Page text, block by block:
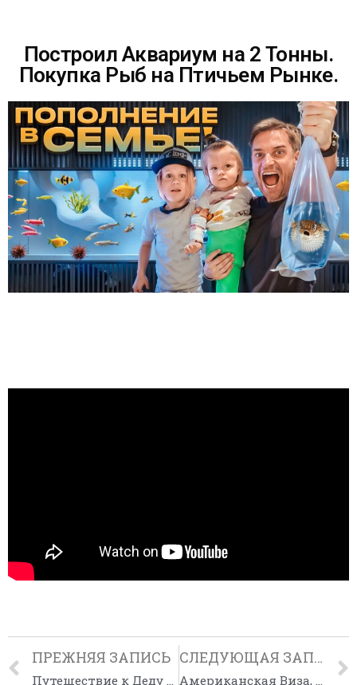
Построил Аквариум на 2 Тонны.
Покупка Рыб на Птичьем Рынке.
ПРЕЖНЯЯ ЗАПИСЬ
Путешествие к Деду Морозу на Новогоднем Поезде с Женой и Сыном. Честный отзыв о поездке
СЛЕДУЮЩАЯ ЗАПИСЬ
Американская Виза, Как Меня Допрашивали. Встретился с Серегой из Дубая. Столица Мира.
ОТПРАВИТЬ